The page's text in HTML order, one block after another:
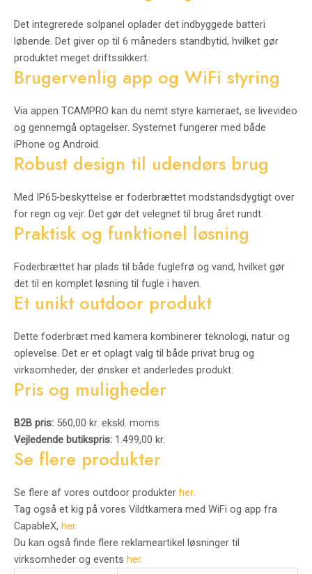
Det integrerede solpanel oplader det indbyggede batteri
løbende. Det giver op til 6 måneders standbytid, hvilket gør
produktet meget driftssikkert.
Brugervenlig app og WiFi styring
Via appen TCAMPRO kan du nemt styre kameraet, se livevideo
og gennemgå optagelser. Systemet fungerer med både
iPhone og Android.
Robust design til udendørs brug
Med IP65-beskyttelse er foderbrættet modstandsdygtigt over
for regn og vejr. Det gør det velegnet til brug året rundt.
Praktisk og funktionel løsning
Foderbrættet har plads til både fuglefrø og vand, hvilket gør
det til en komplet løsning til fugle i haven.
Et unikt outdoor produkt
Dette foderbræt med kamera kombinerer teknologi, natur og
oplevelse. Det er et oplagt valg til både privat brug og
virksomheder, der ønsker et anderledes produkt.
Pris og muligheder
B2B pris: 560,00 kr. ekskl. moms
Vejledende butikspris: 1.499,00 kr.
Se flere produkter
Se flere af vores outdoor produkter her.
Tag også et kig på vores Vildtkamera med WiFi og app fra
CapableX, her.
Du kan også finde flere reklameartikel løsninger til
virksomheder og events her.